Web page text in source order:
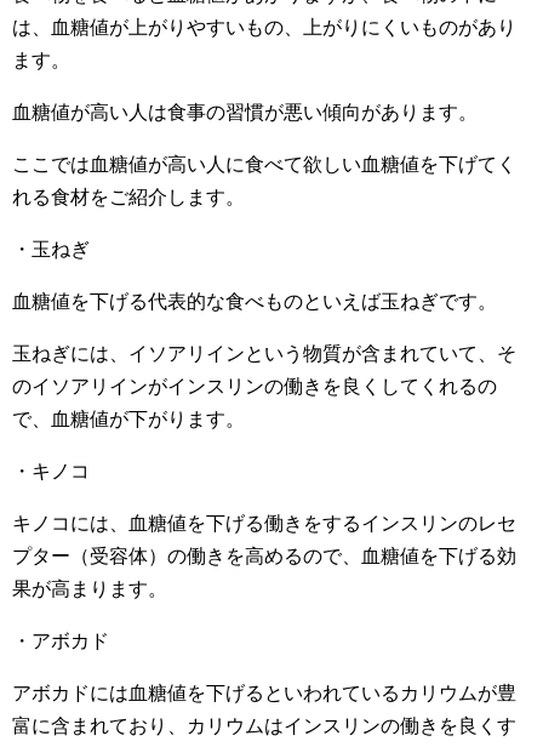
は、血糖値が上がりやすいもの、上がりにくいものがあり
ます。
血糖値が高い人は食事の習慣が悪い傾向があります。
ここでは血糖値が高い人に食べて欲しい血糖値を下げてく
れる食材をご紹介します。
・玉ねぎ
血糖値を下げる代表的な食べものといえば玉ねぎです。
玉ねぎには、イソアリインという物質が含まれていて、そ
のイソアリインがインスリンの働きを良くしてくれるの
で、血糖値が下がります。
・キノコ
キノコには、血糖値を下げる働きをするインスリンのレセ
プター（受容体）の働きを高めるので、血糖値を下げる効
果が高まります。
・アボカド
アボカドには血糖値を下げるといわれているカリウムが豊
富に含まれており、カリウムはインスリンの働きを良くす